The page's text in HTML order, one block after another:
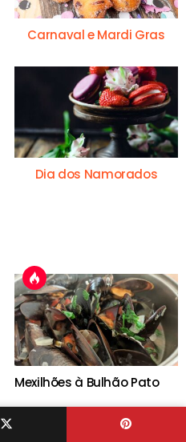
Carnaval e Mardi Gras
Dia dos Namorados
Mexilhões à Bulhão Pato